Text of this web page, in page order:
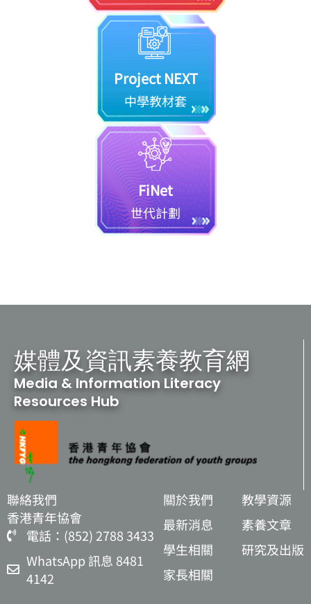
Project NEXT
中學教材套
FiNet
世代計劃
媒體及資訊素養教育網
Media & Information Literacy
Resources Hub
聯絡我們
香港青年協會
電話：(852) 2788 3433
WhatsApp 訊息 8481
4142
關於我們
最新消息
學生相關
家長相關
教學資源
素養文章
研究及出版